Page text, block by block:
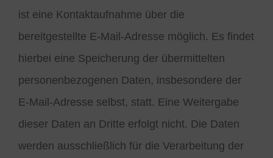
ist eine Kontaktaufnahme über die
bereitgestellte E-Mail-Adresse möglich. Es findet
hierbei eine Speicherung der übermittelten
personenbezogenen Daten, insbesondere der
E-Mail-Adresse selbst, statt. Eine Weitergabe
dieser Daten an Dritte erfolgt nicht. Die Daten
werden ausschließlich für die Verarbeitung der